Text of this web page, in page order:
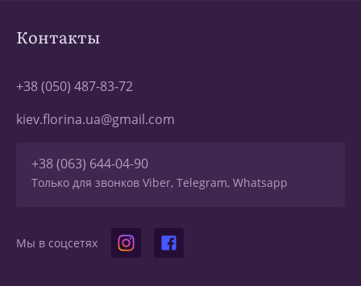
Контакты
+38 (050) 487-83-72
kiev.florina.ua@gmail.com
+38 (063) 644-04-90
Только для звонков Viber, Telegram, Whatsapp
Мы в соцсетях